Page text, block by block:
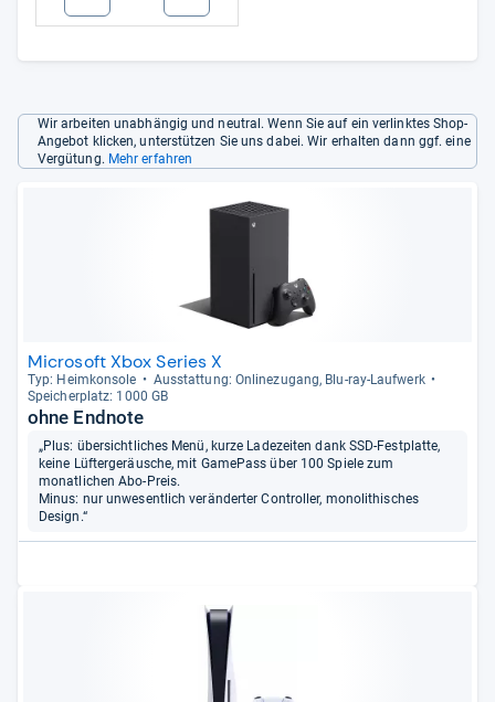
Wir arbeiten unabhängig und neutral. Wenn Sie auf ein verlinktes Shop-
Angebot klicken, unterstützen Sie uns dabei. Wir erhalten dann ggf. eine
Vergütung. Mehr erfahren
Microsoft Xbox Series X
Typ: Heim­kon­sole
Aus­stat­tung: Onli­ne­zu­gang, Blu-​ray-​Lauf­werk
Spei­cher­platz: 1000 GB
ohne Endnote
„Plus: übersichtliches Menü, kurze Ladezeiten dank SSD-Festplatte,
keine Lüftergeräusche, mit GamePass über 100 Spiele zum
monatlichen Abo-Preis.
Minus: nur unwesentlich veränderter Controller, monolithisches
Design.“